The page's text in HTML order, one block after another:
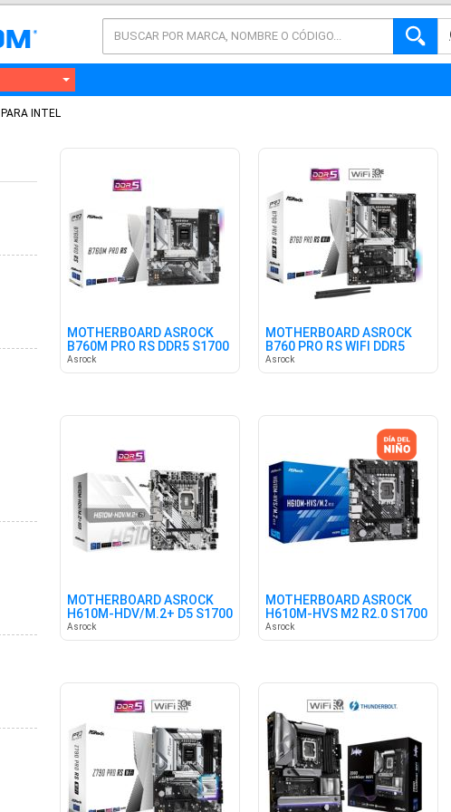
PARA INTEL
MOTHERBOARD ASROCK
B760M PRO RS DDR5 S1700
Asrock
MOTHERBOARD ASROCK
B760 PRO RS WIFI DDR5
S1700
Asrock
MOTHERBOARD ASROCK
H610M-HDV/M.2+ D5 S1700
Asrock
MOTHERBOARD ASROCK
H610M-HVS M2 R2.0 S1700
Asrock